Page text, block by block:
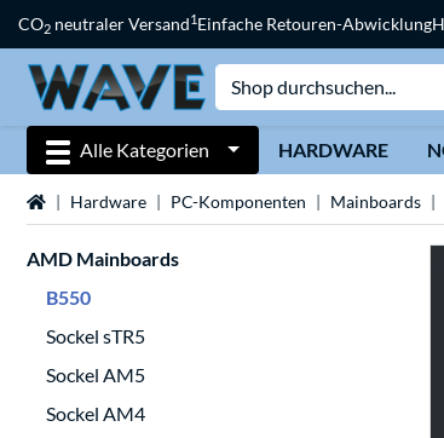
CO2 neutraler Versand1Einfache Retouren-Abwicklung
Alle Kategorien HARDWARE
StartseiteHardware PC-Komponenten Mainboards
AMD Mainboards
B550
Sockel sTR5
Sockel AM5
Sockel AM4